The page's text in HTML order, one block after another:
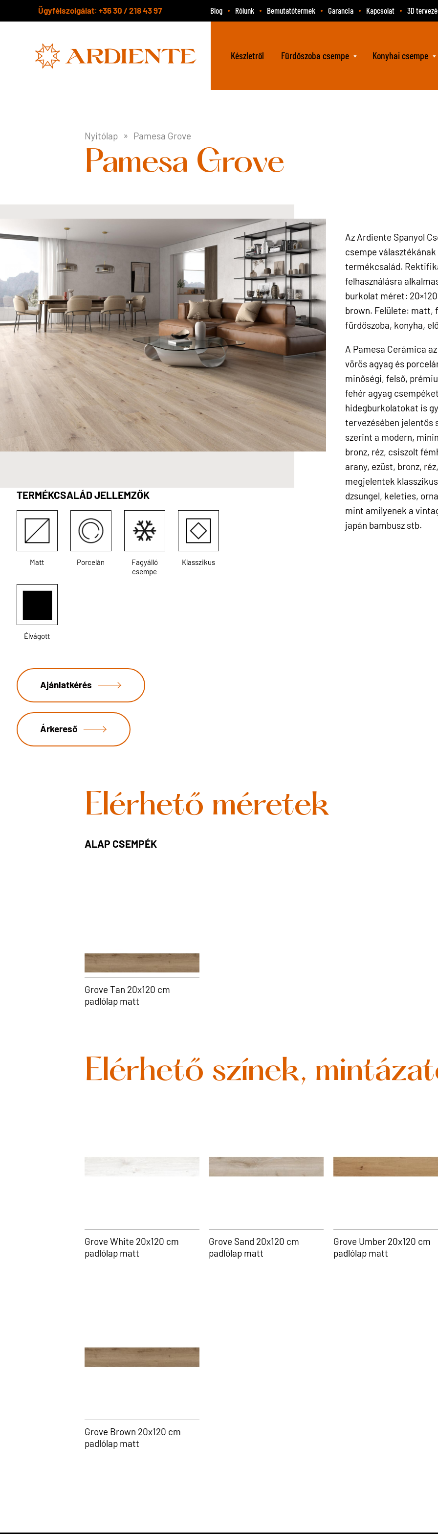
Ügyfélszolgálat: +36 30 / 218 43 97 Blog Rólunk Bemutatótermek Garancia Kapcsolat 3D
Készletről Fürdőszoba csempe Konyhai csempe
Nyitólap Pamesa Grove
Pamesa Grove
Az Ardiente Spanyol
csempe
termékcsalád.
felhasználásra
burkolat méret:
brown. Felülete: matt,
fürdőszoba, konyha,
A Pamesa Cerámica
vörös agyag és
minőségi, felső,
fehér agyag
hidegburkolatokat is
tervezésében jelentős
szerint a modern,
bronz, réz, csiszolt
arany, ezüst, bronz,
megjelentek
dzsungel, keleties,
mint amilyenek a
japán bambusz stb.
TERMÉKCSALÁD JELLEMZŐK
Matt Porcelán
Fagyálló
csempe
Klasszikus
Élvágott
Ajánlatkérés
Árkereső
Elérhető méretek
ALAP CSEMPÉK
Grove Tan 20x120 cm
padlólap matt
Elérhető színek,
Grove White 20x120 cm
padlólap matt
Grove Sand 20x120 cm
padlólap matt
Grove Umber 20x120 cm
padlólap matt
Grove Brown 20x120 cm
padlólap matt